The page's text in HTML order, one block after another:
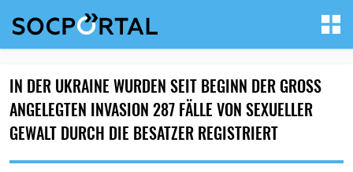
IN DER UKRAINE WURDEN SEIT BEGINN DER GROSS A
NGELEGTEN INVASION 287 FÄLLE VON SEXUELLER G
EWALT DURCH DIE BESATZER REGISTRIERT